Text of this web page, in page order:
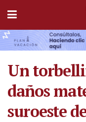
Un
daños
suroeste